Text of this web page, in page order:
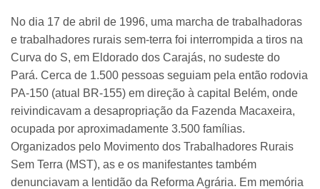
No dia 17 de abril de 1996, uma marcha de trabalhadoras
e trabalhadores rurais sem-terra foi interrompida a tiros na
Curva do S, em Eldorado dos Carajás, no sudeste do
Pará. Cerca de 1.500 pessoas seguiam pela então rodovia
PA-150 (atual BR-155) em direção à capital Belém, onde
reivindicavam a desapropriação da Fazenda Macaxeira,
ocupada por aproximadamente 3.500 famílias.
Organizados pelo Movimento dos Trabalhadores Rurais
Sem Terra (MST), as e os manifestantes também
denunciavam a lentidão da Reforma Agrária. Em memória